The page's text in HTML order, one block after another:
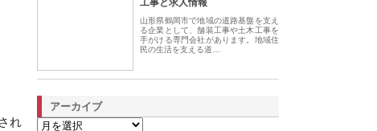
れ
工事と求人情報
山形県鶴岡市で地域の道路基盤を支え
る企業として、舗装工事や土木工事を
手がける専門会社があります。地域住
民の生活を支える道…
アーカイブ